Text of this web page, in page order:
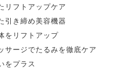
リフトアップケア
引き締め美容機器
をリフトアップ
サージでたるみを徹底ケア
をプラス